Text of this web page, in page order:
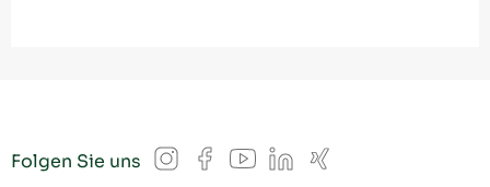
Folgen Sie uns Instagram
Facebook
YouTube
LinkedIn
Xing